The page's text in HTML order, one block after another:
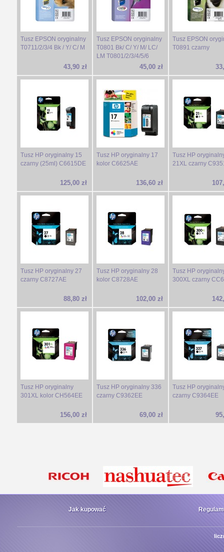
Tusz EPSON oryginalny
T0711/2/3/4 Bk / Y/ C/ M
43,90 zł
Tusz EPSON oryginalny
T0801 Bk/ C/ Y/ M/ LC/
LM T0801/2/3/4/5/6
45,00 zł
Tusz EPSON
T0891 czarny
Tusz HP oryginalny 15
czarny (25ml) C6615DE
125,00 zł
Tusz HP oryginalny 17
kolor C6625AE
136,60 zł
Tusz HP
21XL czarny
Tusz HP oryginalny 27
czarny C8727AE
88,80 zł
Tusz HP oryginalny 28
kolor C8728AE
102,00 zł
Tusz HP
300XL czarny
Tusz HP oryginalny
301XL kolor CH564EE
156,00 zł
Tusz HP oryginalny 336
czarny C9362EE
69,00 zł
Tusz HP
czarny C9364EE
Jak kupować